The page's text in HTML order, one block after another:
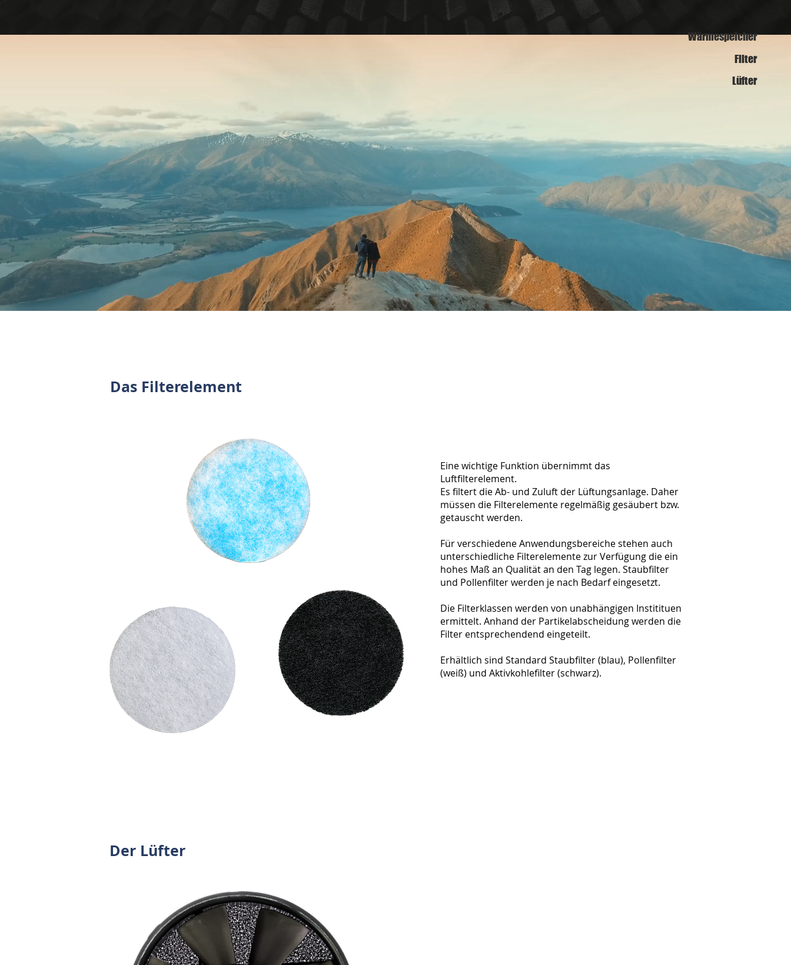
Wärmespeicher
Filter
Lüfter
Das Filterelement
Eine wichtige Funktion übernimmt das
Luftfilterelement.
Es filtert die Ab- und Zuluft der Lüftungsanlage. Daher
müssen die Filterelemente regelmäßig gesäubert bzw.
getauscht werden.
Für verschiedene Anwendungsbereiche stehen auch
unterschiedliche Filterelemente zur Verfügung die ein
hohes Maß an Qualität an den Tag legen. Staubfilter
und Pollenfilter werden je nach Bedarf eingesetzt.
Die Filterklassen werden von unabhängigen Institituen
ermittelt. Anhand der Partikelabscheidung werden die
Filter entsprechendend eingeteilt.
Erhältlich sind Standard Staubfilter (blau), Pollenfilter
(weiß) und Aktivkohlefilter (schwarz).
Der Lüfter